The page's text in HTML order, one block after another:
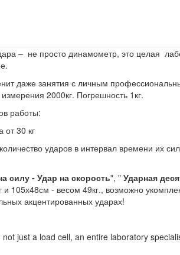
– не просто динамометр, это целая
даже занятия с личным
2000кг. Погрешность 1кг.
работы:
30 кг
ударов в интервал времени их
силу - Удар на скорость", " Ударная
105х48см - весом 49кг., возможно
акцентированных ударах!
just a load cell, an entire laboratory